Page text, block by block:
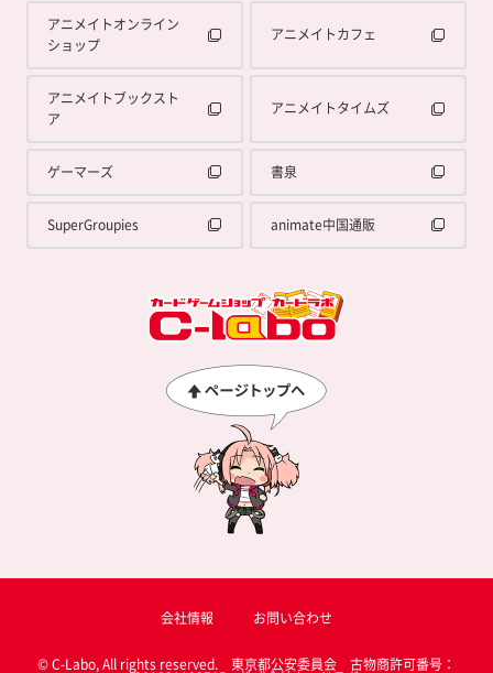
アニメイトオンライン
ショップ
アニメイトカフェ
アニメイトブックスト
ア
アニメイトタイムズ
ゲーマーズ 書泉
SuperGroupies animate中国通販
会社情報 お問い合わせ
© C-Labo, All rights reserved. 東京都公安委員会 古物商許可番号：